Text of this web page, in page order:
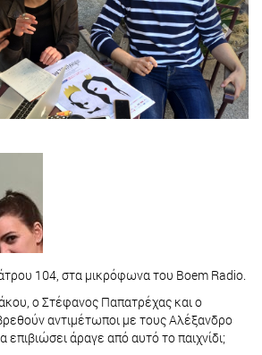
104, στα μικρόφωνα του Boem Radio.
ο Στέφανος Παπατρέχας και ο
αντιμέτωποι με τους Αλέξανδρο
επιβιώσει άραγε από αυτό το παιχνίδι;